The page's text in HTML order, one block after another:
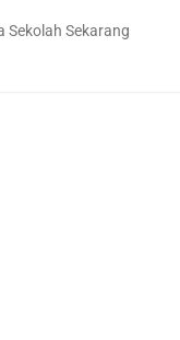
Sekolah Sekarang